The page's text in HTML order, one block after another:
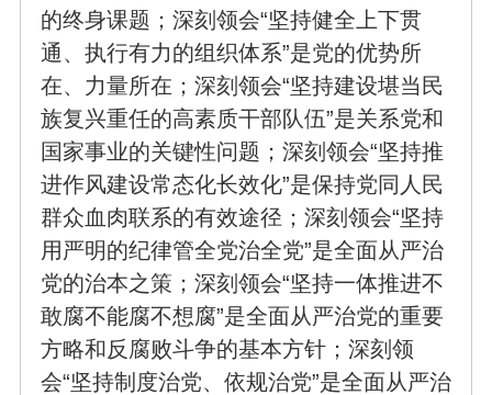
的终身课题；深刻领会“坚持健全上下贯
通、执行有力的组织体系”是党的优势所
在、力量所在；深刻领会“坚持建设堪当民
族复兴重任的高素质干部队伍”是关系党和
国家事业的关键性问题；深刻领会“坚持推
进作风建设常态化长效化”是保持党同人民
群众血肉联系的有效途径；深刻领会“坚持
用严明的纪律管全党治全党”是全面从严治
党的治本之策；深刻领会“坚持一体推进不
敢腐不能腐不想腐”是全面从严治党的重要
方略和反腐败斗争的基本方针；深刻领
会“坚持制度治党、依规治党”是全面从严治